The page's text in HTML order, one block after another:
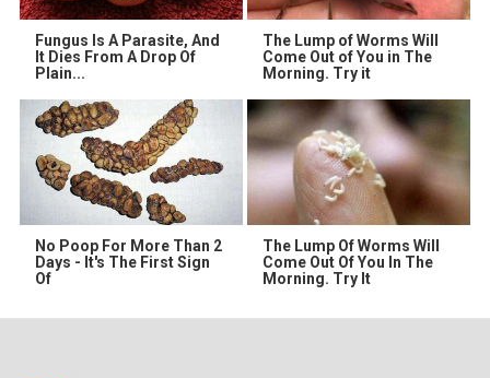
Fungus Is A Parasite, And
It Dies From A Drop Of
Plain...
The Lump of Worms Will
Come Out of You in The
Morning. Try it
No Poop For More Than 2
Days - It's The First Sign
Of
The Lump Of Worms Will
Come Out Of You In The
Morning. Try It